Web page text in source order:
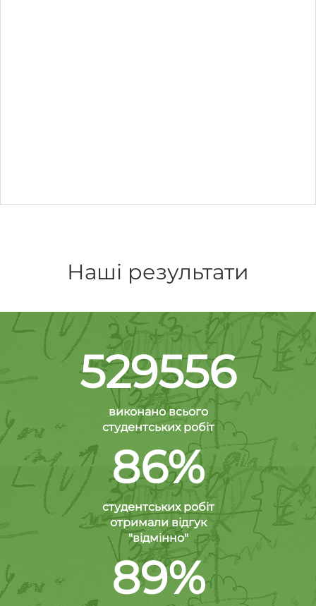
Наші результати
529556
виконано всього
студентських робіт
86%
студентських робіт
отримали відгук
"відмінно"
89%